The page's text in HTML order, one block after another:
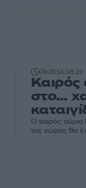
09:2616.08.19
στο…
Ο καιρός αύριο
της χώρας θα